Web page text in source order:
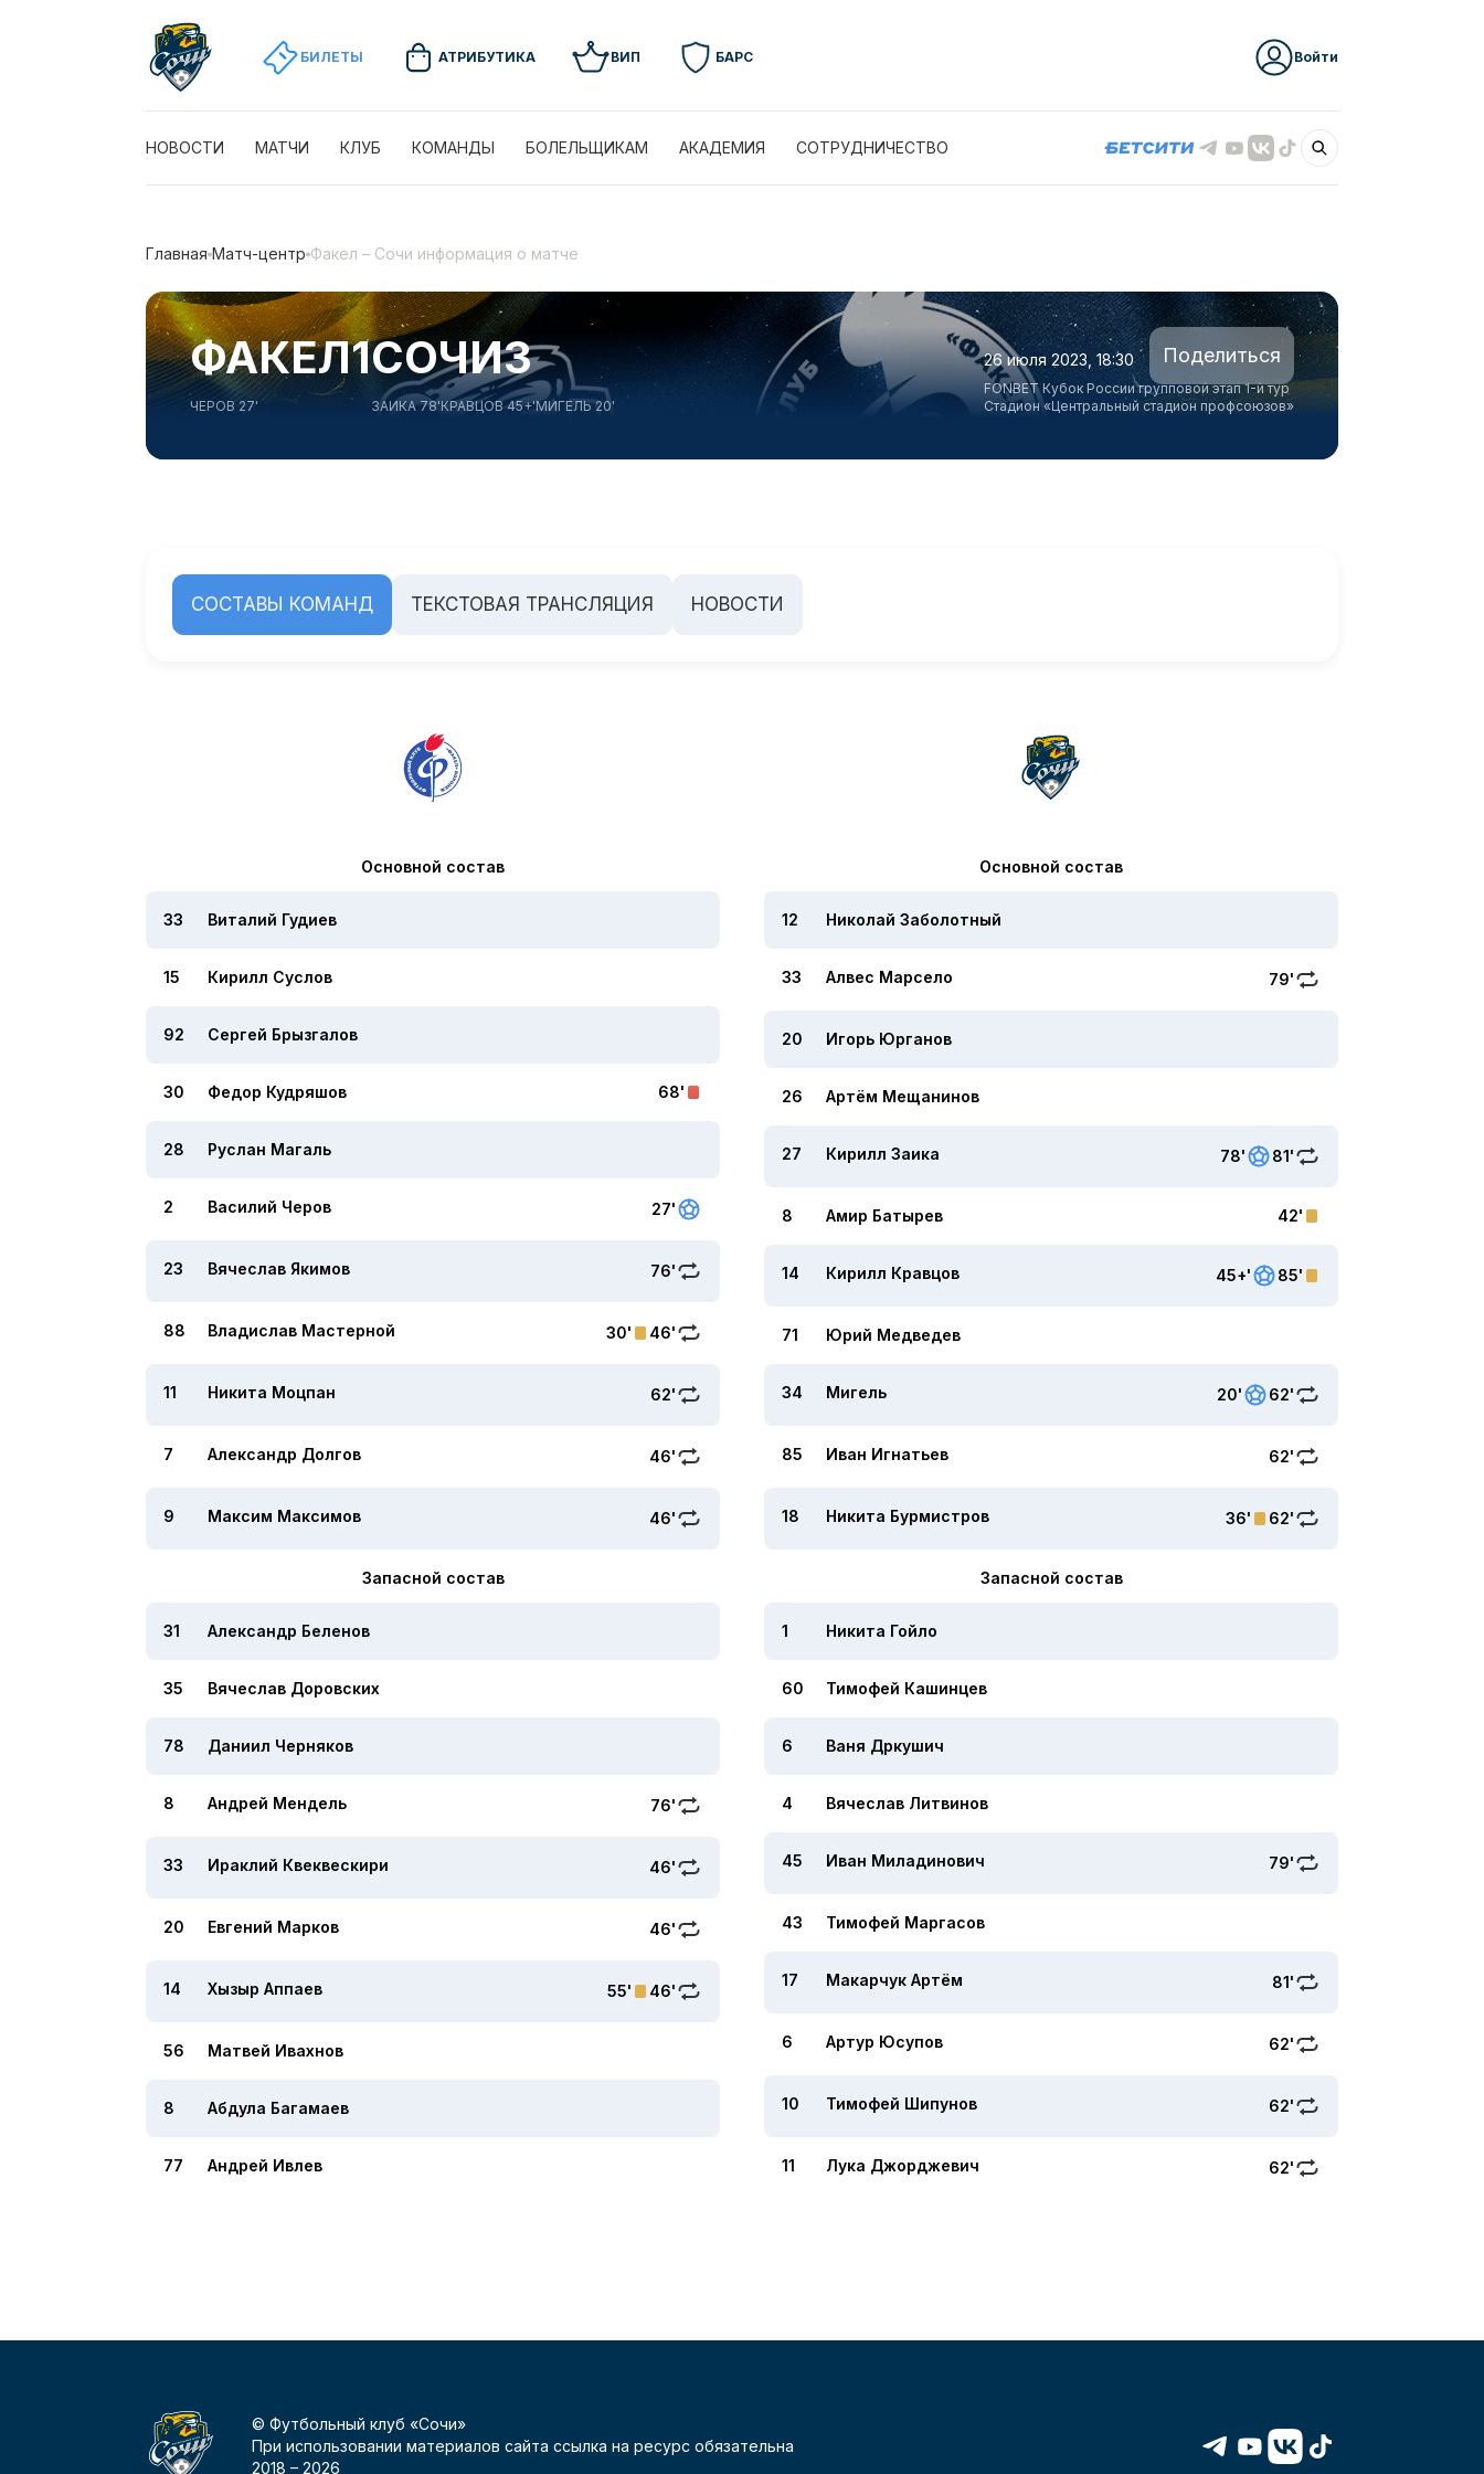
БИЛЕТЫ АТРИБУТИКА ВИП БАРС Войти
НОВОСТИ МАТЧИ КЛУБ КОМАНДЫ БОЛЕЛЬЩИКАМ АКАДЕМИЯ СОТРУДНИЧЕСТВО
Главная Матч-центр Факел – Сочи информация о матче
26 июля 2023, 18:30
FONBET Кубок России групповой этап 1-й тур
Стадион «Центральный стадион профсоюзов»
Поделиться
ФАКЕЛ1
ЧЕРОВ 27'
СОЧИ3
ЗАИКА 78'КРАВЦОВ 45+'МИГЕЛЬ 20'
СОСТАВЫ КОМАНД ТЕКСТОВАЯ ТРАНСЛЯЦИЯ НОВОСТИ
Основной состав
33 Виталий Гудиев
15 Кирилл Суслов
92 Сергей Брызгалов
30 Федор Кудряшов 68'
28 Руслан Магаль
2 Василий Черов 27'
23 Вячеслав Якимов 76'
88 Владислав Мастерной 30' 46'
11 Никита Моцпан 62'
7 Александр Долгов 46'
9 Максим Максимов 46'
Запасной состав
31 Александр Беленов
35 Вячеслав Доровских
78 Даниил Черняков
8 Андрей Мендель 76'
33 Ираклий Квеквескири 46'
20 Евгений Марков 46'
14 Хызыр Аппаев 55' 46'
56 Матвей Ивахнов
8 Абдула Багамаев
77 Андрей Ивлев
Основной состав
12 Николай Заболотный
33 Алвес Марсело 79'
20 Игорь Юрганов
26 Артём Мещанинов
27 Кирилл Заика 78' 81'
8 Амир Батырев 42'
14 Кирилл Кравцов 45+' 85'
71 Юрий Медведев
34 Мигель 20' 62'
85 Иван Игнатьев 62'
18 Никита Бурмистров 36' 62'
Запасной состав
1 Никита Гойло
60 Тимофей Кашинцев
6 Ваня Дркушич
4 Вячеслав Литвинов
45 Иван Миладинович 79'
43 Тимофей Маргасов
17 Макарчук Артём 81'
6 Артур Юсупов 62'
10 Тимофей Шипунов 62'
11 Лука Джорджевич 62'
© Футбольный клуб «Сочи»
При использовании материалов сайта ссылка на ресурс обязательна
2018 – 2026